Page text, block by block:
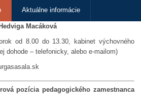
Aktuálne informácie
Macáková
od 8.00 do 13.30, kabinet výchovného
dohode – telefonicky, alebo e-mailom)
pozícia pedagogického zamestnanca